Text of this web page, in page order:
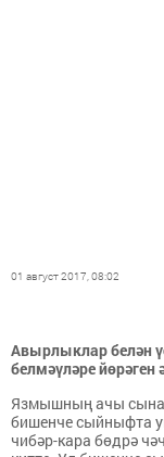
01 август 2017, 08:02
Авырлыклар белән
белмәүләре йөрәген
Язмышның ачы
бишенче сыйныфта
чибәр-кара бөдрә